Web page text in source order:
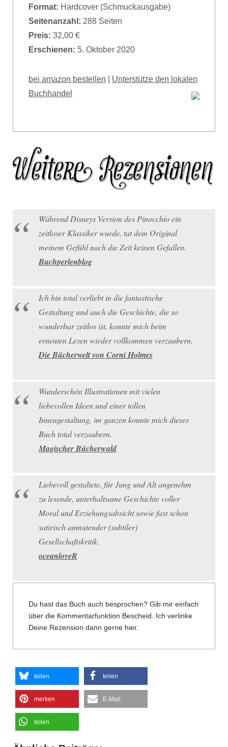
Format: Hardcover (Schmuckausgabe)
Seitenanzahl: 288 Seiten
Preis: 32,00 €
Erschienen: 5. Oktober 2020
bei amazon bestellen
Unterstütze den lokalen
Buchhandel
Während Disneys Version des Pinocchio ein
zeitloser Klassiker wurde, tat dem Original
meinem Gefühl nach die Zeit keinen Gefallen.
Buchperlenblog
Ich bin total verliebt in die fantastische
Gestaltung und auch die Geschichte, die so
wunderbar zeitlos ist, konnte mich beim
erneuten Lesen wieder vollkommen verzaubern.
Die Bücherwelt von Corni Holmes
Wunderschön Illustrationen mit vielen
liebevollen Ideen und einer tollen
Innengestaltung, im ganzen konnte mich dieses
Buch total verzaubern.
Magischer Bücherwald
Liebevoll gestaltete, für Jung und Alt angenehm
zu lesende, unterhaltsame Geschichte voller
Moral und Erziehungsabsicht sowie fast schon
satirisch anmutender (subtiler)
Gesellschaftskritik.
oceanloveR
Du hast das Buch auch besprochen? Gib mir einfach
über die Kommentarfunktion Bescheid. Ich verlinke
Deine Rezension dann gerne hier.
teilen teilen
merken E-Mail
teilen